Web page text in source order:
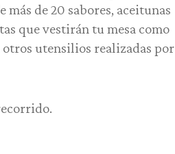
más de 20 sabores, aceitunas
que vestirán tu mesa como
otros utensilios realizadas por